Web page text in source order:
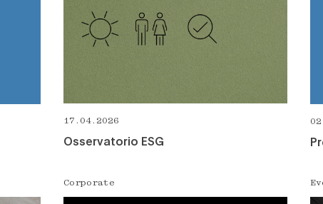
17.04.2026
Osservatorio ESG
Corporate